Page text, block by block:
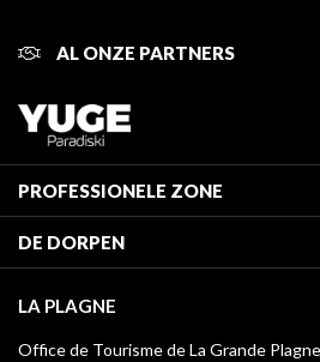
AL ONZE PARTNERS
PROFESSIONELE ZONE
Classificatie van de gemeubileerde
Verblijfstaks
Mediatheek
DE DORPEN
Champagny-en-Vanoise
Montchavin - Les Coches
LA PLAGNE
Office de Tourisme de La Grande